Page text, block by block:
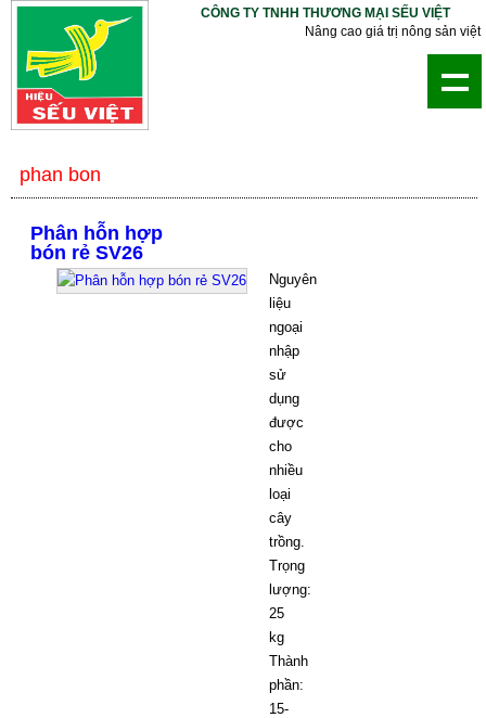
CÔNG TY TNHH THƯƠNG MẠI SẾU VIỆT
Nâng cao giá trị nông sản việt
phan bon
Phân hỗn hợp
bón rẻ SV26
Nguyên
liệu
ngoại
nhập
sử
dụng
được
cho
nhiều
loại
cây
trồng.
Trọng
lượng:
25
kg
Thành
phần:
15-